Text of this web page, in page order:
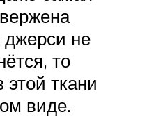
джерси не
то
этой ткани
виде.